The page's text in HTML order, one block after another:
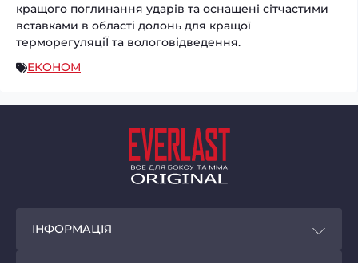
кращого поглинання ударів та оснащені сітчастими
вставками в області долонь для кращої
терморегуляціЇ та вологовідведення.
ЕКОНОМ
ІНФОРМАЦІЯ